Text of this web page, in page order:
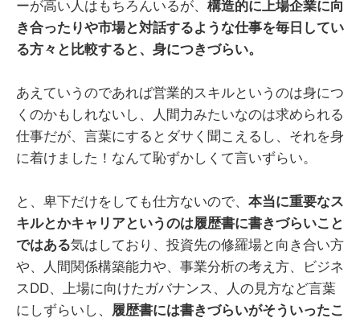
ーが高い人はもちろんいるが、 構造的に上場企業に向
き合ったりや市場と対話するような仕事を毎日してい
る方々と比較すると、身につきづらい。
あえていうのであれば営業的スキルというのは身につ
くのかもしれないし、人間力みたいなのは求められる
仕事だが、言葉にするとダサく聞こえるし、それを身
に着けました！なんて恥ずかしくて言いずらい。
と、卑下だけをしても仕方ないので、 本当に重要なス
キルとかキャリアというのは履歴書に書きづらいこと
ではある気はしており、投資先の修羅場と向き合い方
や、人間関係構築能力や、事業分析の考え方、ビジネ
スDD、上場に向けたガバナンス、人の見方など言葉
にしずらいし、 履歴書には書きづらいがそういったこ